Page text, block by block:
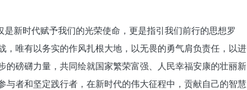
是新时代赋予我们的光荣使命，更是指引我们前行的思想罗
，唯有以务实的作风扎根大地，以无畏的勇气肩负责任，以进
的磅礴力量，共同绘就国家繁荣富强、人民幸福安康的壮丽新
与者和坚定践行者，在新时代的伟大征程中，贡献自己的智慧